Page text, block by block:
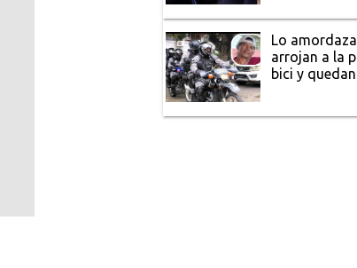
Lo
arrojan a la
bici y